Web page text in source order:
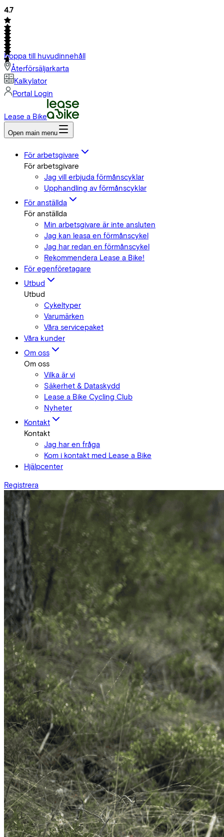
4.7
Hoppa till huvudinnehåll
Återförsäljarkarta
Kalkylator
Portal Login
Lease a Bike
Open main menu
För arbetsgivare
För arbetsgivare
Jag vill erbjuda förmånscyklar
Upphandling av förmånscyklar
För anställda
För anställda
Min arbetsgivare är inte ansluten
Jag kan leasa en förmånscykel
Jag har redan en förmånscykel
Rekommendera Lease a Bike!
För egenföretagare
Utbud
Utbud
Cykeltyper
Varumärken
Våra servicepaket
Våra kunder
Om oss
Om oss
Vilka är vi
Säkerhet & Dataskydd
Lease a Bike Cycling Club
Nyheter
Kontakt
Kontakt
Jag har en fråga
Kom i kontakt med Lease a Bike
Hjälpcenter
Registrera